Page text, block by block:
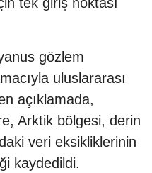
gözlem
uluslararası
açıklamada,
Arktik bölgesi, derin
veri eksikliklerinin
kaydedildi.